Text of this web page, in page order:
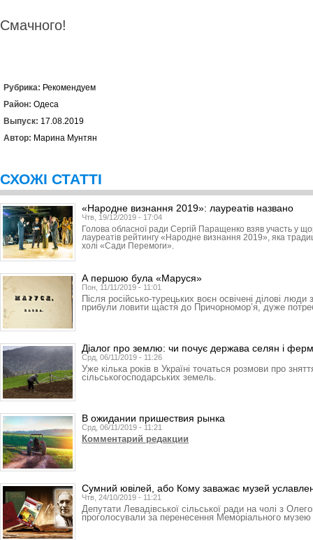
Смачного!
Рубрика: Рекомендуем
Район: Одеса
Выпуск: 17.08.2019
Автор: Марина Мунтян
СХОЖІ СТАТТІ
«Народне визнання 2019»: лауреатів названо
Чтв, 19/12/2019 - 17:04
Голова обласної ради Сергій Паращенко взяв участь у
лауреатів рейтингу «Народне визнання 2019», яка
холі «Сади Перемоги».
А першою була «Маруся»
Пон, 11/11/2019 - 11:01
Після російсько-турецьких воєн освічені ділові люди
прибули ловити щастя до Причорномор’я, дуже
Діалог про землю: чи почує держава селян і
Срд, 06/11/2019 - 11:26
Уже кілька років в Україні точаться розмови про
сільськогосподарських земель.
В ожидании пришествия рынка
Срд, 06/11/2019 - 11:21
Комментарий редакции
Сумний ювілей, або Кому заважає музей
Чтв, 24/10/2019 - 11:21
Депутати Левадівської сіль­ської ради на чолі з
проголосували за перенесення Ме­­­­­­­­­­­­­мо­­­ріального